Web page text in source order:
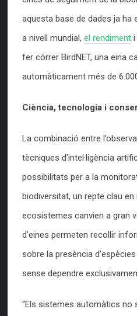
aquesta base de dades ja ha
a nivell mundial, el rendiment i
fer córrer BirdNET, una eina
automàticament més de
Ciència, tecnologia i
La combinació entre
tècniques d’intel·ligència
possibilitats per a la
biodiversitat, un repte clau
ecosistemes canvien a gran
d’eines permeten recollir
sobre la presència
sense dependre
“Els sistemes automàtics no